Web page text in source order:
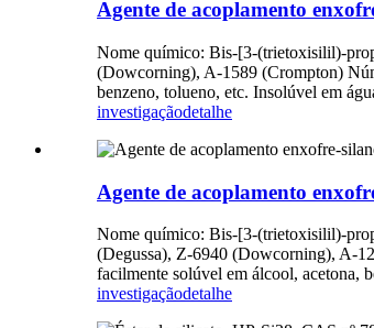
Agente de acoplamento
Nome químico: Bis-[3-(trietoxisilil)-
(Dowcorning), A-1589 (Crompton)
benzeno, tolueno, etc. Insolúvel em
investigaçãodetalhe
Agente de acoplamento
Nome químico: Bis-[3-(trietoxisilil)-
(Degussa), Z-6940 (Dowcorning), A-
facilmente solúvel em álcool, acetona,
investigaçãodetalhe